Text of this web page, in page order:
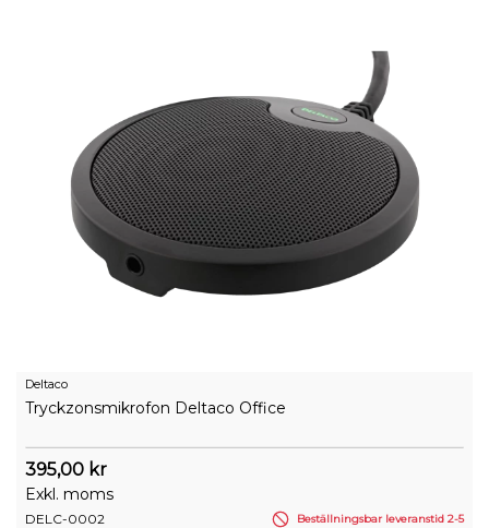
Deltaco
Tryckzonsmikrofon Deltaco Office
395,00 kr
Exkl. moms
DELC-0002
Beställningsbar leveranstid 2-5